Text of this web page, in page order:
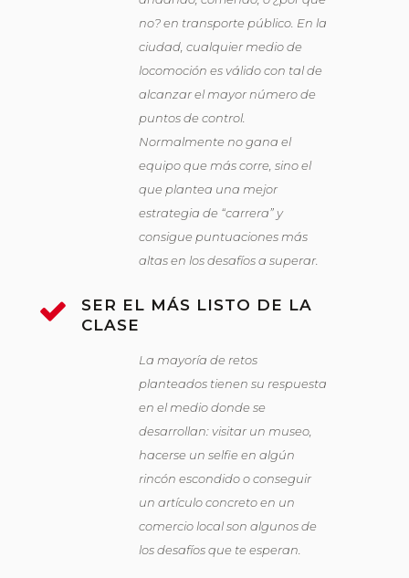
no? en transporte público. En la
ciudad, cualquier medio de
locomoción es válido con tal de
alcanzar el mayor número de
puntos de control.
Normalmente no gana el
equipo que más corre, sino el
que plantea una mejor
estrategia de “carrera” y
consigue puntuaciones más
altas en los desafíos a superar.
SER EL MÁS LISTO DE LA
CLASE
La mayoría de retos
planteados tienen su respuesta
en el medio donde se
desarrollan: visitar un museo,
hacerse un selfie en algún
rincón escondido o conseguir
un artículo concreto en un
comercio local son algunos de
los desafíos que te esperan.